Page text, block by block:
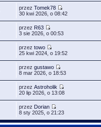
przezTomek78
30 kwi 2026, o 08:42
przez R63
3 sie 2026, o 00:53
przeztowo
25 kwi 2024, o 19:52
przezgustawo
8 mar 2026, o 18:53
przezAstroholik
20 lip 2026, o 13:08
przez Dorian
8 sty 2025, o 21:23